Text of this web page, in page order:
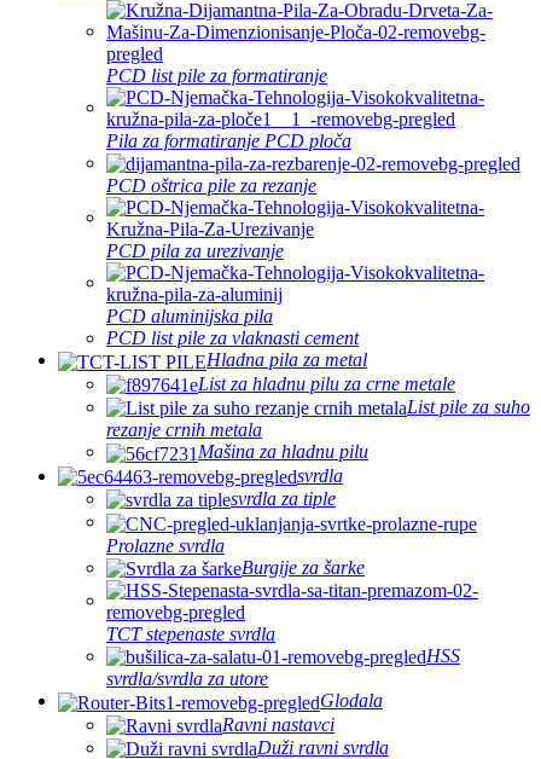
PCD list pile za formatiranje
Pila za formatiranje PCD ploča
PCD oštrica pile za rezanje
PCD pila za urezivanje
PCD aluminijska pila
PCD list pile za vlaknasti cement
Hladna pila za metal
List za hladnu pilu za crne metale
List pile za suho
rezanje crnih metala
Mašina za hladnu pilu
svrdla
svrdla za tiple
Prolazne svrdla
Burgije za šarke
TCT stepenaste svrdla
HSS
svrdla/svrdla za utore
Glodala
Ravni nastavci
Duži ravni svrdla